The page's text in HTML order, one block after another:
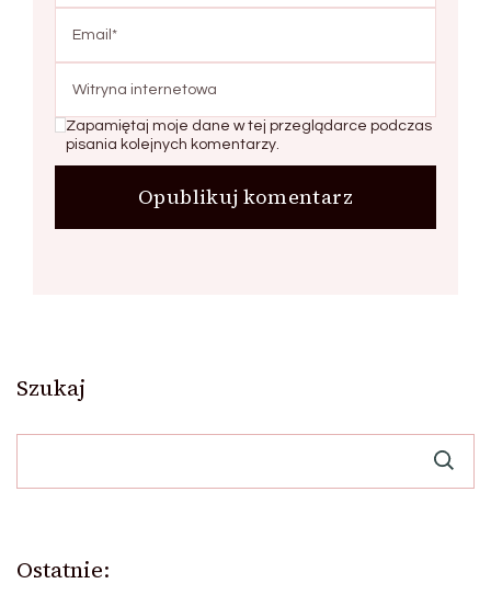
Zapamiętaj moje dane w tej przeglądarce podczas
pisania kolejnych komentarzy.
Szukaj
Ostatnie: